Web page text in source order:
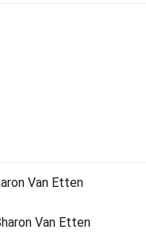
Van Etten
Van Etten